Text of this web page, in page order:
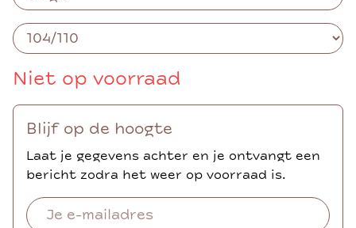
Niet op voorraad
Blijf op de hoogte
Laat je gegevens achter en je ontvangt een
bericht zodra het weer op voorraad is.